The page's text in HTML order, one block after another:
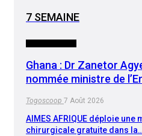
7 SEMAINE
Ghana : Dr Zanetor
nommée ministre de
Togoscoop 7 Août 2026
AIMES AFRIQUE déploie
chirurgicale gratuite dans